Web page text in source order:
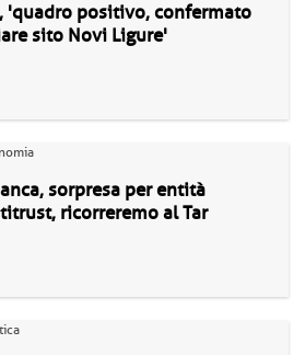
'quadro positivo, confermato
sito Novi Ligure'
sorpresa per entità
ricorreremo al Tar